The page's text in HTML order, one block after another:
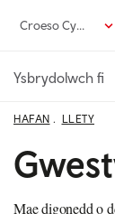
gynnwys
Croeso Cymru
Ysbrydolwch fi
HAFAN LLETY
Mae digonedd o